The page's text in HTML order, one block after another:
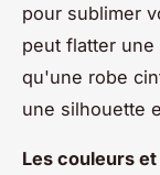
pour sublimer
peut flatter
qu'une robe
une silhouette
Les couleurs